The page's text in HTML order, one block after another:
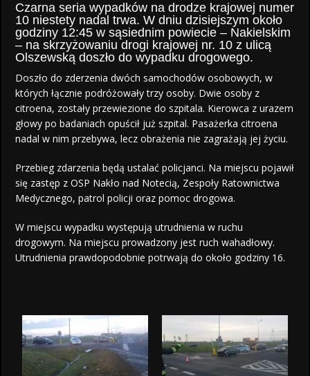
Czarna seria wypadków na drodze krajowej numer
10 niestety nadal trwa. W dniu dzisiejszym około
godziny 12:45 w sąsiednim powiecie – Nakielskim
– na skrzyżowaniu drogi krajowej nr. 10 z ulicą
Olszewską doszło do wypadku drogowego.
Doszło do zderzenia dwóch samochodów osobowych, w
których łącznie podróżowały trzy osoby. Dwie osoby z
citroena, zostały przewiezione do szpitala. Kierowca z urazem
głowy po badaniach opuścił już szpital. Pasażerka citroena
nadal w nim przebywa, lecz obrażenia nie zagrażają jej życiu.
Przebieg zdarzenia będą ustalać policjanci. Na miejscu pojawił
się zastęp z OSP Nakło nad Notecią, Zespoły Ratownictwa
Medycznego, patrol policji oraz pomoc drogowa.
W miejscu wypadku występują utrudnienia w ruchu
drogowym. Na miejscu prowadzony jest ruch wahadłowy.
Utrudnienia prawdopodobnie potrwają do około godziny 16.